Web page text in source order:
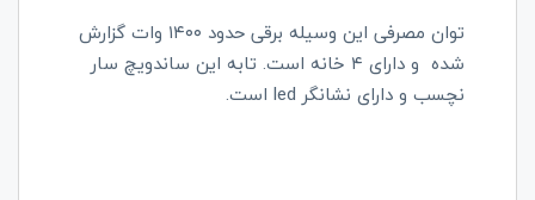
توان مصرفی این وسیله برقی حدود ۱۴۰۰ وات گزارش
شده و دارای ۴ خانه است. تابه این ساندویچ سار
نچسب و دارای نشانگر led است.